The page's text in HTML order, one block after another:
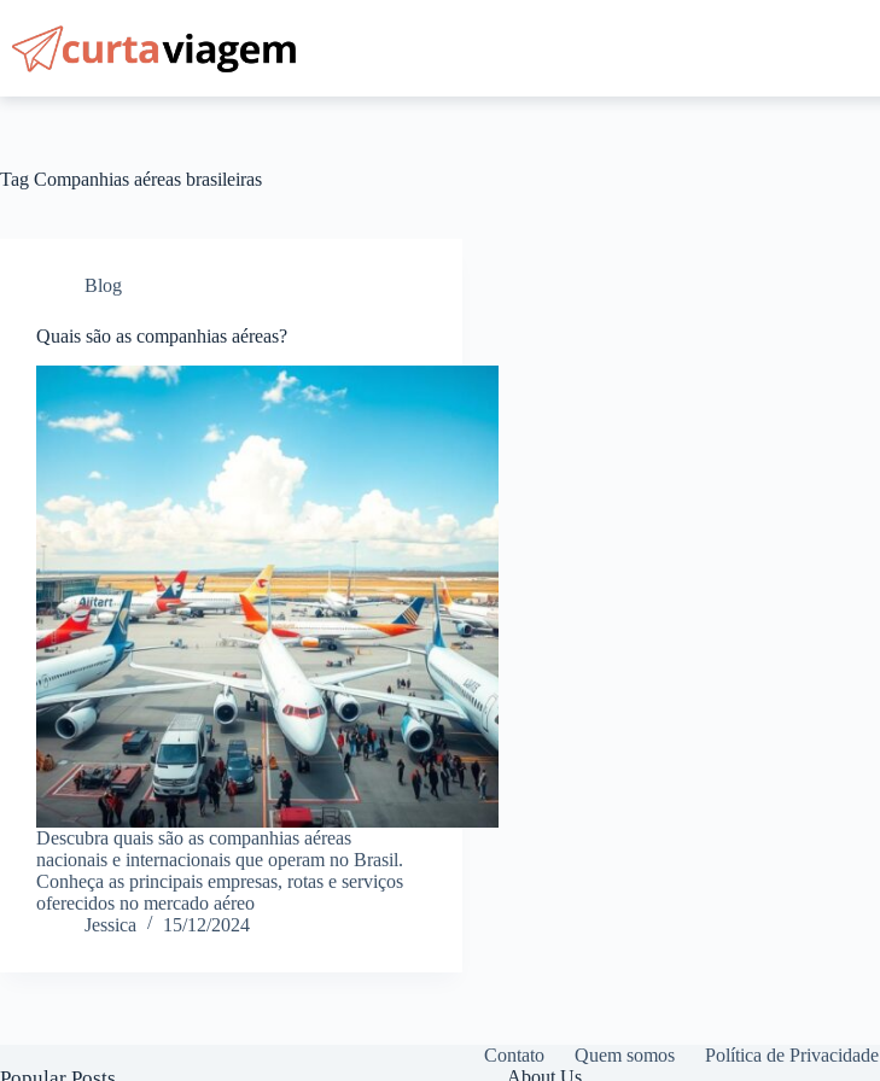
conteúdo
Tag Companhias aéreas brasileiras
Blog
Quais são as companhias aéreas?
Descubra quais são as companhias aéreas
nacionais e internacionais que operam no Brasil.
Conheça as principais empresas, rotas e serviços
oferecidos no mercado aéreo
Jessica
15/12/2024
Contato Quem somos Política de Privacidade